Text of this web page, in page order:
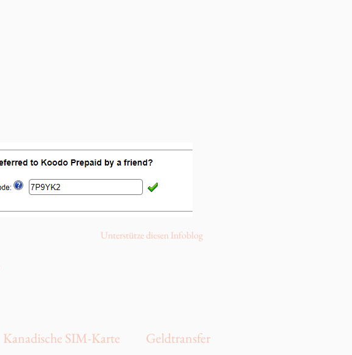
Unterstütze diesen Infoblog
Kanadische SIM-Karte Geldtransfer